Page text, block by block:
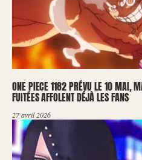
ONE PIECE 1182 PRÉVU LE 10 MAI,
FUITÉES AFFOLENT DÉJÀ LES FANS
27 avril 2026